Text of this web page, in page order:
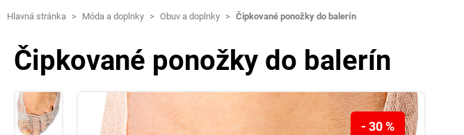
Hlavná stránka > Móda a doplnky > Obuv a doplnky > Čipkované ponožky do balerín
Čipkované ponožky do balerín
- 30 %